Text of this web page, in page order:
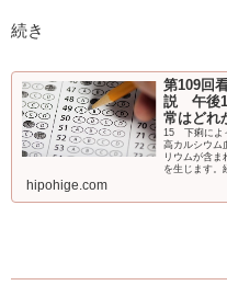
続き
第109回
説 午後
常はどれ
15 下痢によ
高カルシウム
リウムが含ま
を生じます。
hipohige.com